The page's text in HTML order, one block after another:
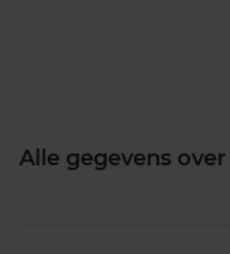
Alle gegevens